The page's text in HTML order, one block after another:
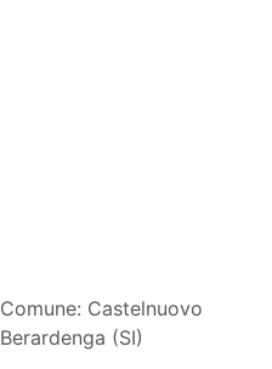
Comune: Castelnuovo
Berardenga (SI)